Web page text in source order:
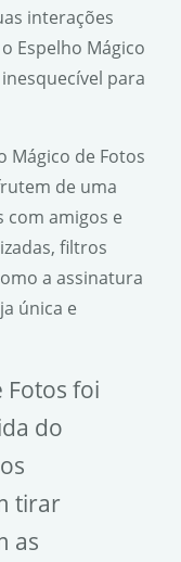
interações
Espelho Mágico
para
Mágico de Fotos
de uma
amigos e
filtros
a assinatura
única e
Fotos foi
do
tirar
as